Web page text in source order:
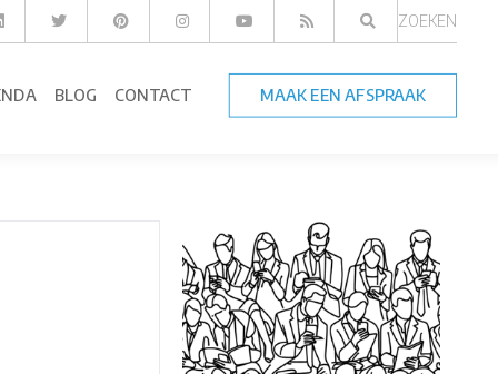
ZOEKEN
BLOG CONTACT MAAK EEN AFSPRAAK